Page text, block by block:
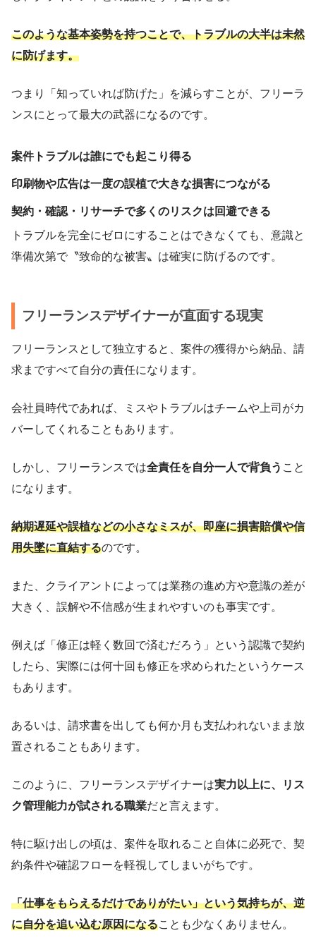
このような基本姿勢を持つことで、トラブルの大半は未然
に防げます。
つまり「知っていれば防げた」を減らすことが、フリーラ
ンスにとって最大の武器になるのです。
案件トラブルは誰にでも起こり得る
印刷物や広告は一度の誤植で大きな損害につながる
契約・確認・リサーチで多くのリスクは回避できる
トラブルを完全にゼロにすることはできなくても、意識と
準備次第で〝致命的な被害〟は確実に防げるのです。
フリーランスデザイナーが直面する現実
フリーランスとして独立すると、案件の獲得から納品、請
求まですべて自分の責任になります。
会社員時代であれば、ミスやトラブルはチームや上司がカ
バーしてくれることもあります。
しかし、フリーランスでは全責任を自分一人で背負う こと
になります。
納期遅延や誤植などの小さなミスが、即座に損害賠償や信
用失墜に直結するのです。
また、クライアントによっては業務の進め方や意識の差が
大きく、誤解や不信感が生まれやすいのも事実です。
例えば「修正は軽く数回で済むだろう」という認識で契約
したら、実際には何十回も修正を求められたというケース
もあります。
あるいは、請求書を出しても何か月も支払われないまま放
置されることもあります。
このように、フリーランスデザイナーは実力以上に、リス
ク管理能力が試される職業だと言えます。
特に駆け出しの頃は、案件を取れること自体に必死で、契
約条件や確認フローを軽視してしまいがちです。
「仕事をもらえるだけでありがたい」という気持ちが、逆
に自分を追い込む原因になることも少なくありません。